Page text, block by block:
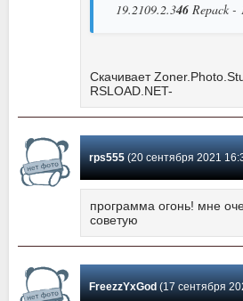
19.2109.2.346 Repack -
Скачивает
RSLOAD.NET-
rps555(20 сентября 2021 16:35)
программа огонь! мне
советую
FreezzYxGod(17 сентября 2021 20:09)